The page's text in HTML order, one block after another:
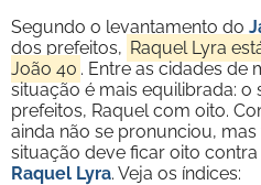
Segundo o levantamento do
dos prefeitos, Raquel Lyra
João 40 . Entre as cidades de
situação é mais equilibrada: o
prefeitos, Raquel com oito.
ainda não se pronunciou,
situação deve ficar oito
Raquel Lyra. Veja os índices: